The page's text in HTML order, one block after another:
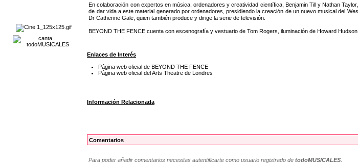
En colaboración con expertos en música, ordenadores y creatividad científica, Benjamin Till y Nathan
de dar vida a este material generado por ordenadores, presidiendo la creación de un nuevo musical del
Dr Catherine Gale, quien también produce y dirige la serie de televisión.
BEYOND THE FENCE cuenta con escenografía y vestuario de Tom Rogers, iluminación de Howard
Enlaces de Interés
Página web oficial de BEYOND THE FENCE
Página web oficial del Arts Theatre de Londres
Información Relacionada
Comentarios
Para poder añadir comentarios necesitas autentificarte como usuario registrado detodoMUSICALES